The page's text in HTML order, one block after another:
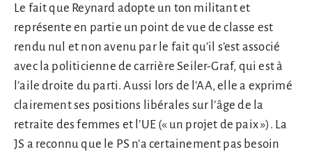
Le fait que Reynard adopte un ton militant et
représente en partie un point de vue de classe est
rendu nul et non avenu par le fait qu’il s’est associé
avec la politicienne de carrière Seiler-Graf, qui est à
l’aile droite du parti. Aussi lors de l’AA, elle a exprimé
clairement ses positions libérales sur l’âge de la
retraite des femmes et l’UE (« un projet de paix »). La
JS a reconnu que le PS n’a certainement pas besoin